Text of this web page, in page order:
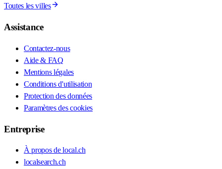
Toutes les villes
Assistance
Contactez-nous
Aide & FAQ
Mentions légales
Conditions d'utilisation
Protection des données
Paramètres des cookies
Entreprise
À propos de local.ch
localsearch.ch